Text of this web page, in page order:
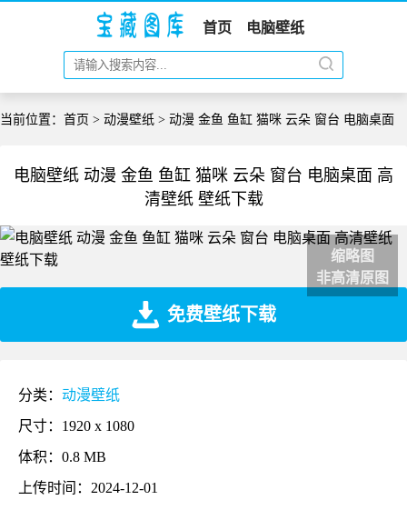
首页 电脑壁纸
当前位置： 首页 > 动漫壁纸 > 动漫 金鱼 鱼缸 猫咪 云朵 窗台 电脑桌面
电脑壁纸 动漫 金鱼 鱼缸 猫咪 云朵 窗台 电脑桌面 高
清壁纸 壁纸下载
缩略图
非高清原图
免费壁纸下载
分类： 动漫壁纸
尺寸：1920 x 1080
体积：0.8 MB
上传时间：2024-12-01